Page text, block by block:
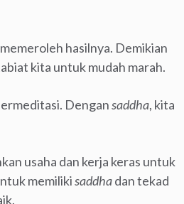
hasilnya. Demikian
kita untuk mudah marah.
Dengansaddha, kita
usaha dan kerja keras untuk
memilikisaddhadan tekad